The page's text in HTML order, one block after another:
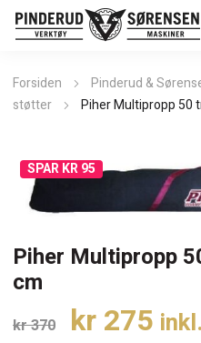
Forsiden Pinderud &
støtter
Piher Multipropp 50
SPAR KR 95
Piher Multipropp
cm
kr370 kr275